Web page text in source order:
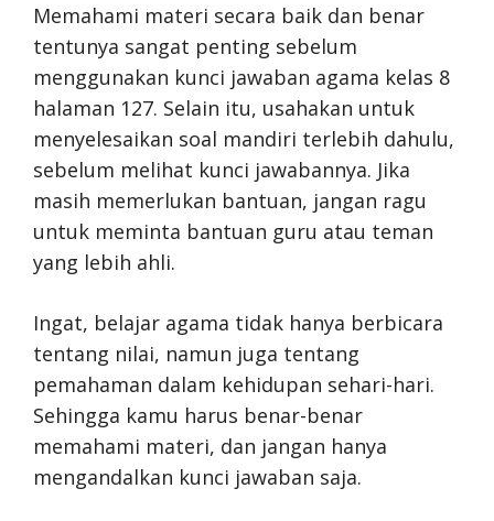
Memahami materi secara baik dan benar
tentunya sangat penting sebelum
menggunakan kunci jawaban agama kelas 8
halaman 127. Selain itu, usahakan untuk
menyelesaikan soal mandiri terlebih dahulu,
sebelum melihat kunci jawabannya. Jika
masih memerlukan bantuan, jangan ragu
untuk meminta bantuan guru atau teman
yang lebih ahli.
Ingat, belajar agama tidak hanya berbicara
tentang nilai, namun juga tentang
pemahaman dalam kehidupan sehari-hari.
Sehingga kamu harus benar-benar
memahami materi, dan jangan hanya
mengandalkan kunci jawaban saja.